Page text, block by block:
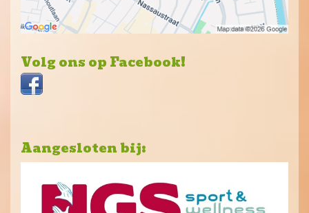
Volg ons op Facebook!
Aangesloten bij: